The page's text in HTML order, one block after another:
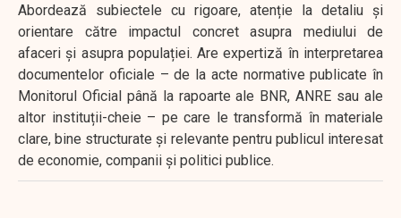
Abordează subiectele cu rigoare, atenție la detaliu și
orientare către impactul concret asupra mediului de
afaceri și asupra populației. Are expertiză în interpretarea
documentelor oficiale – de la acte normative publicate în
Monitorul Oficial până la rapoarte ale BNR, ANRE sau ale
altor instituții-cheie – pe care le transformă în materiale
clare, bine structurate și relevante pentru publicul interesat
de economie, companii și politici publice.